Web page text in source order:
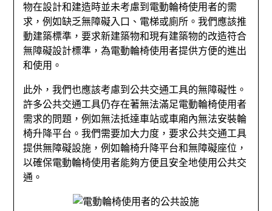
物在設計和建造時並未考慮到電動輪椅使用者的需
求，例如缺乏無障礙入口、電梯或廁所。我們應該推
動建築標準，要求新建築物和現有建築物的改造符合
無障礙設計標準，為電動輪椅使用者提供方便的進出
和使用。
此外，我們也應該考慮到公共交通工具的無障礙性。
許多公共交通工具仍存在著無法滿足電動輪椅使用者
需求的問題，例如無法抵達車站或車廂內無法安裝輪
椅升降平台。我們需要加大力度，要求公共交通工具
提供無障礙設施，例如輪椅升降平台和無障礙座位，
以確保電動輪椅使用者能夠方便且安全地使用公共交
通。